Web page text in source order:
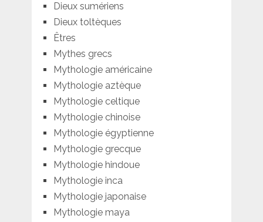
Dieux sumériens
Dieux toltèques
Êtres
Mythes grecs
Mythologie américaine
Mythologie aztèque
Mythologie celtique
Mythologie chinoise
Mythologie égyptienne
Mythologie grecque
Mythologie hindoue
Mythologie inca
Mythologie japonaise
Mythologie maya